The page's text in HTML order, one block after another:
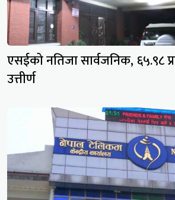
एसईको नतिजा सार्वजनिक, ६५.९८
उत्तीर्ण